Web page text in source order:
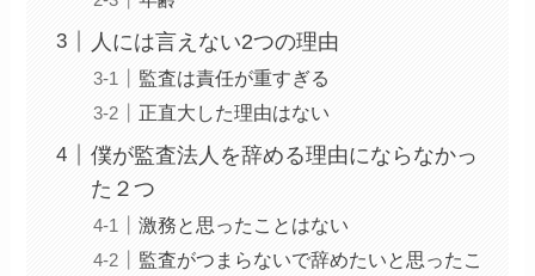
人には言えない2つの理由
監査は責任が重すぎる
正直大した理由はない
僕が監査法人を辞める理由にならなかっ
た２つ
激務と思ったことはない
監査がつまらないで辞めたいと思ったこ